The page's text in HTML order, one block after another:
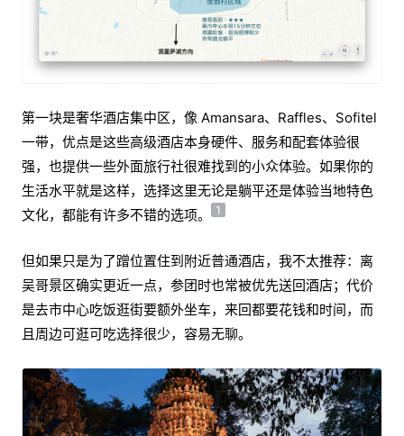
第一块是奢华酒店集中区，像 Amansara、Raffles、Sofitel
一带，优点是这些高级酒店本身硬件、服务和配套体验很
强，也提供一些外面旅行社很难找到的小众体验。如果你的
生活水平就是这样，选择这里无论是躺平还是体验当地特色
文化，都能有许多不错的选项。
1
但如果只是为了蹭位置住到附近普通酒店，我不太推荐：离
吴哥景区确实更近一点，参团时也常被优先送回酒店；代价
是去市中心吃饭逛街要额外坐车，来回都要花钱和时间，而
且周边可逛可吃选择很少，容易无聊。